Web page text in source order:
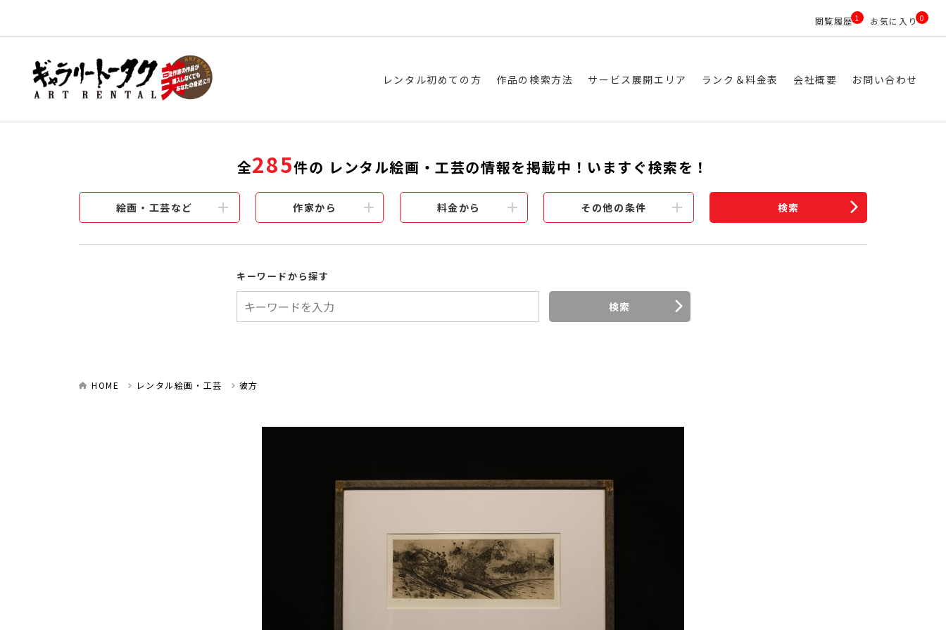
閲覧履歴1 お気に入り0
レンタル初めての方 作品の検索方法 サービス展開エリア ランク＆料金表 会社概要 お問い合わせ
全285件の レンタル絵画・工芸の情報を掲載中！いますぐ検索を！
絵画・工芸など 作家から 料金から その他の条件 検索
キーワードから探す
検索
HOME レンタル絵画・工芸 彼方